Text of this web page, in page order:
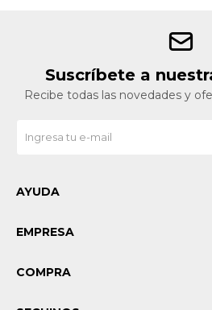
Suscríbete a
Recibe todas las novedades y
AYUDA
EMPRESA
COMPRA